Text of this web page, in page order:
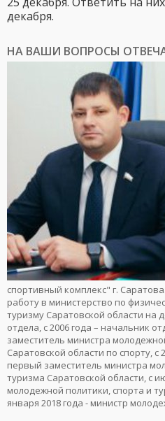
декабря.
НА ВАШИ ВОПРОСЫ
спортивный комплекс" г.
работу в министерство по
туризму Саратовской области на
отдела, с 2006 года – начальник
заместитель министра
Саратовской области по спорту, с
первый заместитель министра
туризма Саратовской области, с
молодежной политики, спорта и
января 2018 года - министр